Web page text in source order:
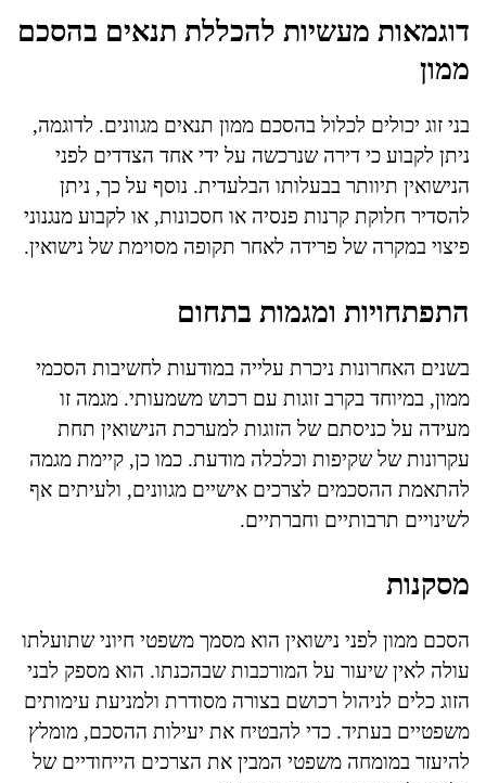
דוגמאות מעשיות להכללת תנאים בהסכם
ממון
בני זוג יכולים לכלול בהסכם ממון תנאים מגוונים. לדוגמה,
ניתן לקבוע כי דירה שנרכשה על ידי אחד הצדדים לפני
הנישואין תיוותר בבעלותו הבלעדית. נוסף על כך, ניתן
להסדיר חלוקת קרנות פנסיה או חסכונות, או לקבוע מנגנוני
פיצוי במקרה של פרידה לאחר תקופה מסוימת של נישואין.
התפתחויות ומגמות בתחום
בשנים האחרונות ניכרת עלייה במודעות לחשיבות הסכמי
ממון, במיוחד בקרב זוגות עם רכוש משמעותי. מגמה זו
מעידה על כניסתם של הזוגות למערכת הנישואין תחת
עקרונות של שקיפות וכלכלה מודעת. כמו כן, קיימת מגמה
להתאמת ההסכמים לצרכים אישיים מגוונים, ולעיתים אף
לשינויים תרבותיים וחברתיים.
מסקנות
הסכם ממון לפני נישואין הוא מסמך משפטי חיוני שתועלתו
עולה לאין שיעור על המורכבות שבהכנתו. הוא מספק לבני
הזוג כלים לניהול רכושם בצורה מסודרת ולמניעת עימותים
משפטיים בעתיד. כדי להבטיח את יעילות ההסכם, מומלץ
להיעזר במומחה משפטי המבין את הצרכים הייחודיים של